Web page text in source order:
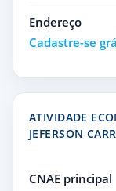
Endereço
Cadastre-se
ATIVIDADE
JEFERSON
CNAE principal